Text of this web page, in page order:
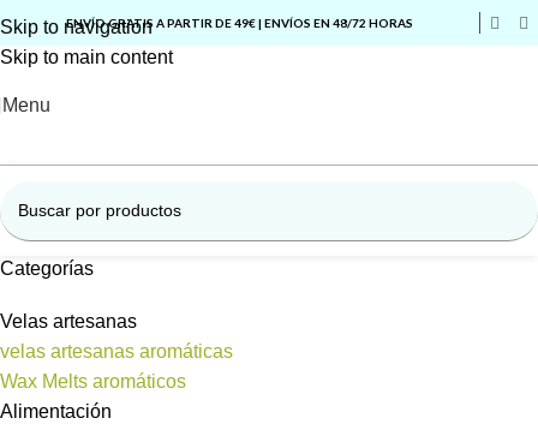
Skip to navigation
Skip to main content
ENVÍO GRATIS A PARTIR DE 49€ | ENVÍOS EN 48/72 HORAS
Menu
Categorías
Velas artesanas
velas artesanas aromáticas
Wax Melts aromáticos
Alimentación